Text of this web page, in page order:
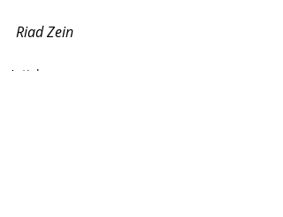
Riad Zein
_ Articles